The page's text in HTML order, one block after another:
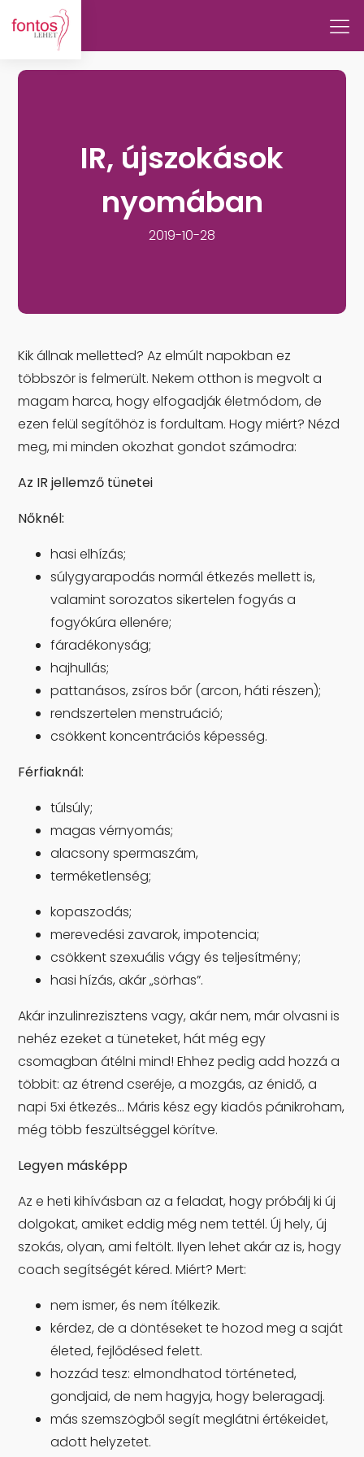
IR, újszokások
nyomában
2019-10-28
Kik állnak melletted? Az elmúlt napokban ez
többször is felmerült. Nekem otthon is megvolt a
magam harca, hogy elfogadják életmódom, de
ezen felül segítőhöz is fordultam. Hogy miért? Nézd
meg, mi minden okozhat gondot számodra:
Az IR jellemző tünetei
Nőknél:
hasi elhízás;
súlygyarapodás normál étkezés mellett is,
valamint sorozatos sikertelen fogyás a
fogyókúra ellenére;
fáradékonyság;
hajhullás;
pattanásos, zsíros bőr (arcon, háti részen);
rendszertelen menstruáció;
csökkent koncentrációs képesség.
Férfiaknál:
túlsúly;
magas vérnyomás;
alacsony spermaszám,
terméketlenség;
kopaszodás;
merevedési zavarok, impotencia;
csökkent szexuális vágy és teljesítmény;
hasi hízás, akár „sörhas”.
Akár inzulinrezisztens vagy, akár nem, már olvasni is
nehéz ezeket a tüneteket, hát még egy
csomagban átélni mind! Ehhez pedig add hozzá a
többit: az étrend cseréje, a mozgás, az énidő, a
napi 5xi étkezés... Máris kész egy kiadós pánikroham,
még több feszültséggel körítve.
Legyen másképp
Az e heti kihívásban az a feladat, hogy próbálj ki új
dolgokat, amiket eddig még nem tettél. Új hely, új
szokás, olyan, ami feltölt. Ilyen lehet akár az is, hogy
coach segítségét kéred. Miért? Mert:
nem ismer, és nem ítélkezik.
kérdez, de a döntéseket te hozod meg a saját
életed, fejlődésed felett.
hozzád tesz: elmondhatod történeted,
gondjaid, de nem hagyja, hogy beleragadj.
más szemszögből segít meglátni értékeidet,
adott helyzetet.